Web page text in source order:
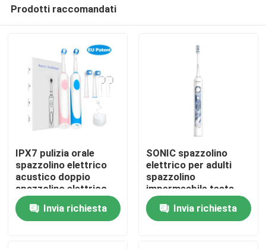
Casa.
Prodotti
Prodotti raccomandati
IPX7 pulizia orale
spazzolino elettrico
acustico doppio
spazzolino elettrico
impermeabile
Invia richiesta
SONIC spazzolino
elettrico per adulti
spazzolino
impermeabile testa
spazzolino elettrico
Invia richiesta